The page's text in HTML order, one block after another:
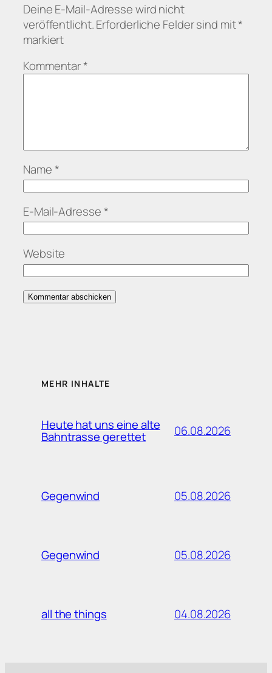
Deine E-Mail-Adresse wird nicht
veröffentlicht.Erforderliche Felder sind mit*
markiert
Kommentar*
Name *
E-Mail-Adresse *
Website
MEHR INHALTE
Heute hat uns eine alte
Bahntrasse gerettet 06.08.2026
Gegenwind 05.08.2026
Gegenwind 05.08.2026
all the things 04.08.2026